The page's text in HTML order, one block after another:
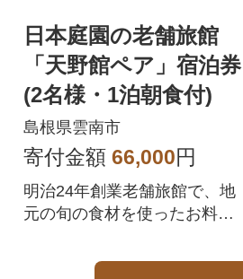
日本庭園の老舗旅館
「天野館ペア」宿泊券
(2名様・1泊朝食付)
島根県雲南市
寄付金額 66,000円
明治24年創業老舗旅館で、地
元の旬の食材を使ったお料理